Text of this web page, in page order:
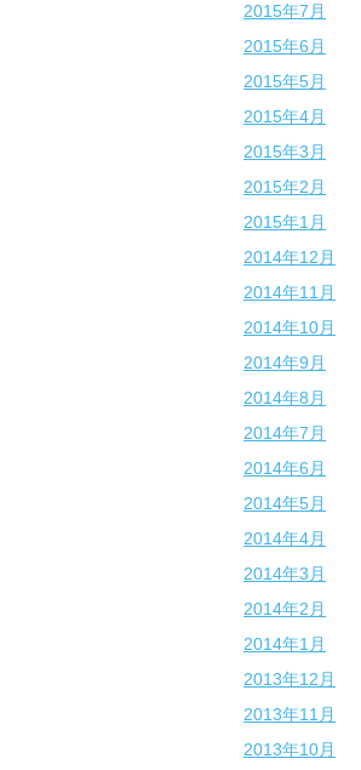
2015年7月
2015年6月
2015年5月
2015年4月
2015年3月
2015年2月
2015年1月
2014年12月
2014年11月
2014年10月
2014年9月
2014年8月
2014年7月
2014年6月
2014年5月
2014年4月
2014年3月
2014年2月
2014年1月
2013年12月
2013年11月
2013年10月